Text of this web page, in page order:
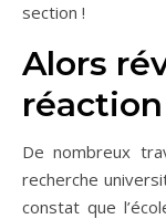
section !
Alors
réaction
De nombreux
recherche
constat que